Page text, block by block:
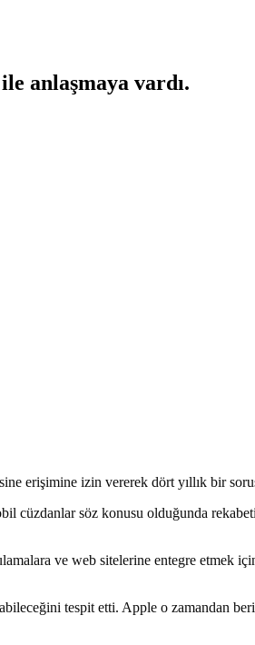
anlaşmaya vardı.
erişimine izin vererek dört yıllık bir
söz konusu olduğunda rekabeti
ve web sitelerine entegre etmek
tespit etti. Apple o zamandan